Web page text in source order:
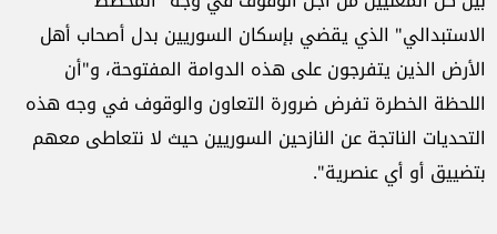
الاستبدالي" الذي يقضي بإسكان السوريين بدل أصحاب أهل
الأرض الذين يتفرجون على هذه الدوامة المفتوحة، و"أن
اللحظة الخطرة تفرض ضرورة التعاون والوقوف في وجه هذه
التحديات الناتجة عن النازحين السوريين حيث لا نتعاطى معهم
بتضييق أو أي عنصرية".